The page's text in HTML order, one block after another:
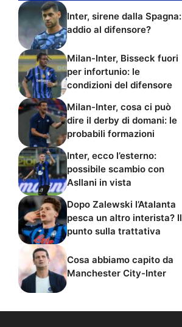
Inter, sirene dalla Spagna:
addio al difensore?
Milan-Inter, Bisseck fuori
per infortunio: le
condizioni del difensore
Milan-Inter, cosa ci può
dire il derby di domani: le
probabili formazioni
Inter, ecco l’esterno:
possibile scambio con
Asllani in vista
Dopo Zalewski l’Atalanta
pesca un altro interista? Il
punto sulla trattativa
Cosa abbiamo capito da
Manchester City-Inter